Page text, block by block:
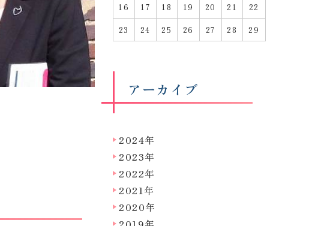
16 17 18 19 20 21 22
23 24 25 26 27 28 29
アーカイブ
2024年
2023年
2022年
2021年
2020年